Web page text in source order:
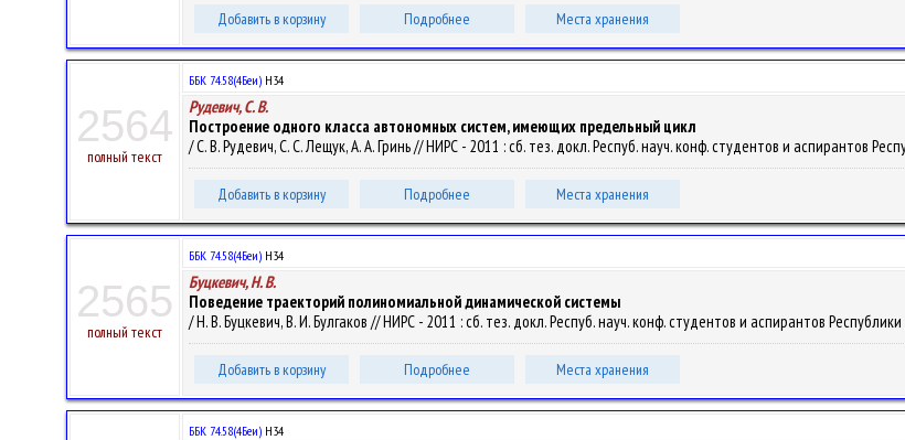
Добавить в корзину Подробнее Места хранения
2564
полный текст
ББК 74.58(4Беи) Н34
Рудевич, С. В.
Построение одного класса автономных систем, имеющих предельный цикл
/ С. В. Рудевич, С. С. Лещук, А. А. Гринь // НИРС - 2011 : сб. тез. докл. Респуб. науч. конф. студентов и аспирантов
Добавить в корзину Подробнее Места хранения
2565
полный текст
ББК 74.58(4Беи) Н34
Буцкевич, Н. В.
Поведение траекторий полиномиальной динамической системы
/ Н. В. Буцкевич, В. И. Булгаков // НИРС - 2011 : сб. тез. докл. Респуб. науч. конф. студентов и аспирантов
Добавить в корзину Подробнее Места хранения
ББК 74.58(4Беи) Н34